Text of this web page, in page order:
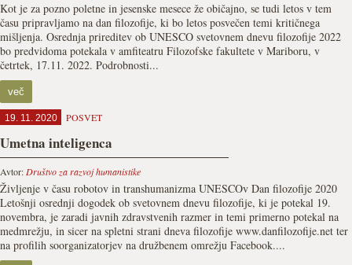
Kot je za pozno poletne in jesenske mesece že običajno, se tudi letos v tem
času pripravljamo na dan filozofije, ki bo letos posvečen temi kritičnega
mišljenja. Osrednja prireditev ob UNESCO svetovnem dnevu filozofije 2022
bo predvidoma potekala v amfiteatru Filozofske fakultete v Mariboru, v
četrtek, 17.11. 2022. Podrobnosti...
več
19. 11. 2020 POSVET
Umetna inteligenca
Avtor: Društvo za razvoj humanistike
Življenje v času robotov in transhumanizma UNESCOv Dan filozofije 2020
Letošnji osrednji dogodek ob svetovnem dnevu filozofije, ki je potekal 19.
novembra, je zaradi javnih zdravstvenih razmer in temi primerno potekal na
medmrežju, in sicer na spletni strani dneva filozofije www.danfilozofije.net ter
na profilih soorganizatorjev na družbenem omrežju Facebook....